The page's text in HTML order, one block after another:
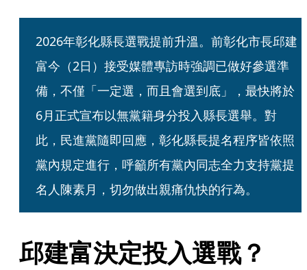
2026年彰化縣長選戰提前升溫。前彰化市長邱建
富今（2日）接受媒體專訪時強調已做好參選準
備，不僅「一定選，而且會選到底」，最快將於
6月正式宣布以無黨籍身分投入縣長選舉。對
此，民進黨隨即回應，彰化縣長提名程序皆依照
黨內規定進行，呼籲所有黨內同志全力支持黨提
名人陳素月，切勿做出親痛仇快的行為。
邱建富決定投入選戰？